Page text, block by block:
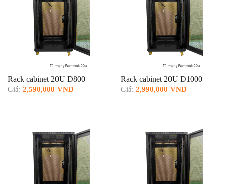
Rack cabinet 20U D800
Giá: 2,590,000 VND
Rack cabinet 20U D1000
Giá: 2,990,000 VND